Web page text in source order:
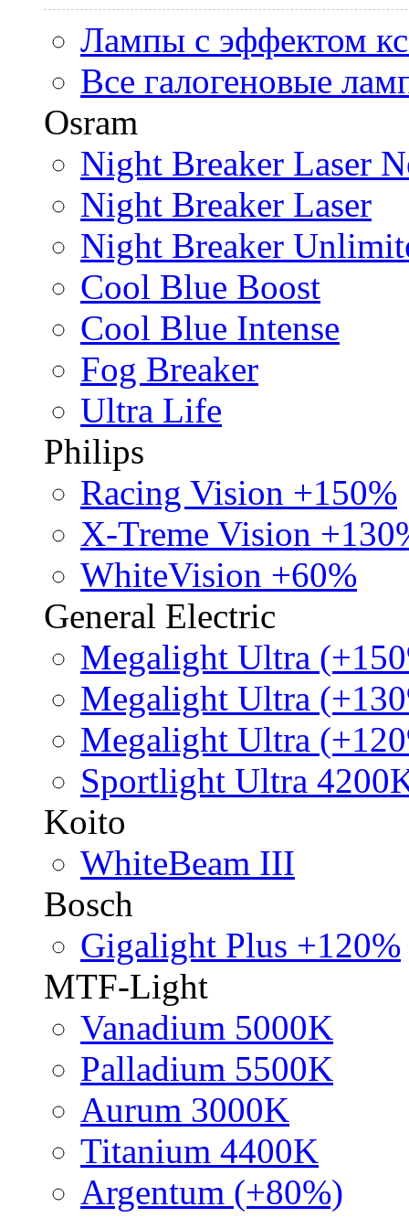
Лампы с эффектом
Все галогеновые
Osram
Night Breaker Laser
Night Breaker Laser
Night Breaker
Cool Blue Boost
Cool Blue Intense
Fog Breaker
Ultra Life
Philips
Racing Vision +150%
X-Treme Vision
WhiteVision +60%
General Electric
Megalight Ultra
Megalight Ultra
Megalight Ultra
Sportlight Ultra
Koito
WhiteBeam III
Bosch
Gigalight Plus +120%
MTF-Light
Vanadium 5000K
Palladium 5500K
Aurum 3000K
Titanium 4400K
Argentum (+80%)